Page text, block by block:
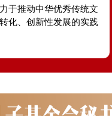
于推动中华优秀传统文
化、创新性发展的实践